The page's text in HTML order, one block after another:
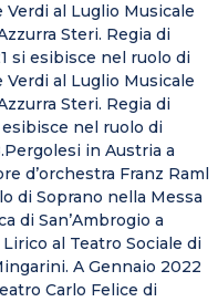
al Luglio Musicale
Steri. Regia di
si esibisce nel ruolo di
al Luglio Musicale
Steri. Regia di
nel ruolo di
in Austria a
d’orchestra Franz Raml
di Soprano nella Messa
di San’Ambrogio a
al Teatro Sociale di
A Gennaio 2022
Carlo Felice di